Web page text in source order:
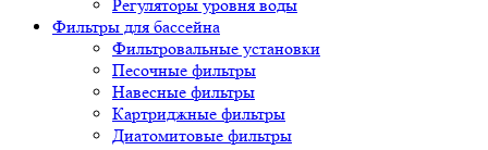
Регуляторы уровня воды
Фильтры для бассейна
Фильтровальные установки
Песочные фильтры
Навесные фильтры
Картриджные фильтры
Диатомитовые фильтры